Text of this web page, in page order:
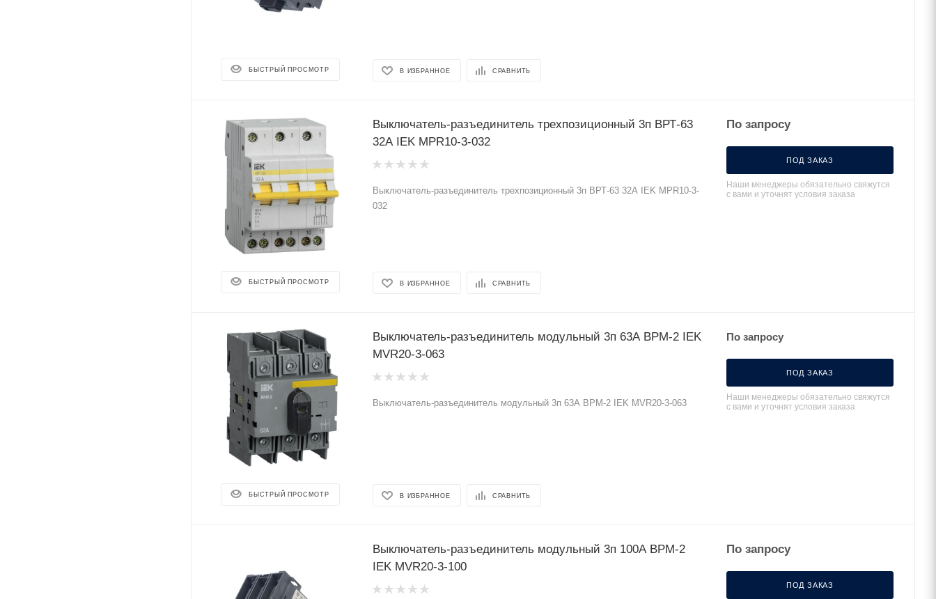
БЫСТРЫЙ ПРОСМОТР В ИЗБРАННОЕ СРАВНИТЬ
БЫСТРЫЙ ПРОСМОТР
Выключатель-разъединитель трехпозиционный 3п ВРТ-63
32А IEK MPR10-3-032
Выключатель-разъединитель трехпозиционный 3п ВРТ-63 32А IEK MPR10-3-
032
В ИЗБРАННОЕ СРАВНИТЬ
По запросу
ПОД ЗАКАЗ
Наши менеджеры обязательно свяжутся
с вами и уточнят условия заказа
БЫСТРЫЙ ПРОСМОТР
Выключатель-разъединитель модульный 3п 63А ВРМ-2 IEK
MVR20-3-063
Выключатель-разъединитель модульный 3п 63А ВРМ-2 IEK MVR20-3-063
В ИЗБРАННОЕ СРАВНИТЬ
По запросу
ПОД ЗАКАЗ
Наши менеджеры обязательно свяжутся
с вами и уточнят условия заказа
Выключатель-разъединитель модульный 3п 100А ВРМ-2
IEK MVR20-3-100
По запросу
ПОД ЗАКАЗ